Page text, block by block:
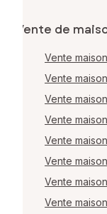
Vente de
Vente
Vente
Vente
Vente
Vente
Vente
Vente
Vente